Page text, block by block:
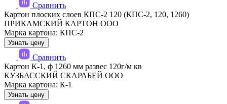
Сравнить
Картон плоских слоев КПС-2 120 (КПС-2, 120, 1260)
ПРИКАМСКИЙ КАРТОН ООО
Марка картона: КПС-2
Узнать цену
Сравнить
Картон К-1, ф 1260 мм развес 120г/м кв
КУЗБАССКИЙ СКАРАБЕЙ ООО
Марка картона: К-1
Узнать цену